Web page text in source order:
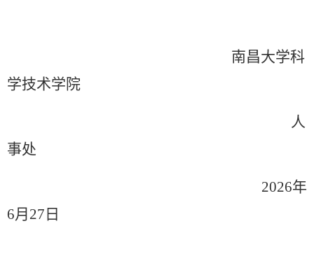
南昌大学科
学技术学院
人
事处
2026年
6月 27 日